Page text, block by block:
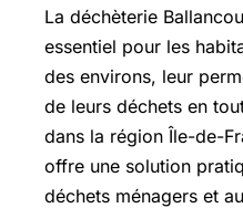
La déchèterie
essentiel pour les
des environs, leur
de leurs déchets en
dans la région Île-de-
offre une solution
déchets ménagers et